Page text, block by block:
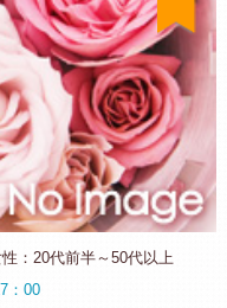
：20代前半～50代以上
：00